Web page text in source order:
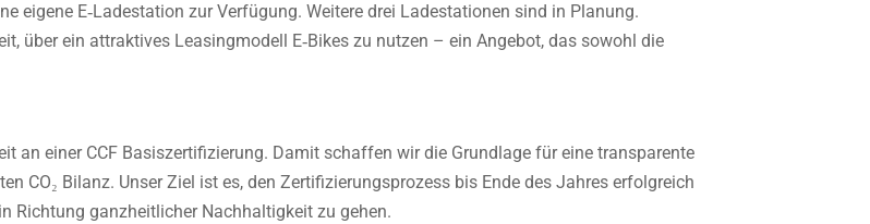
eigene E‑Ladestation zur Verfügung. Weitere drei Ladestationen sind in Planung.
über ein attraktives Leasingmodell E‑Bikes zu nutzen – ein Angebot, das sowohl die
an einer CCF Basiszertifizierung. Damit schaffen wir die Grundlage für eine transparente
CO₂ Bilanz. Unser Ziel ist es, den Zertifizierungsprozess bis Ende des Jahres erfolgreich
Richtung ganzheitlicher Nachhaltigkeit zu gehen.